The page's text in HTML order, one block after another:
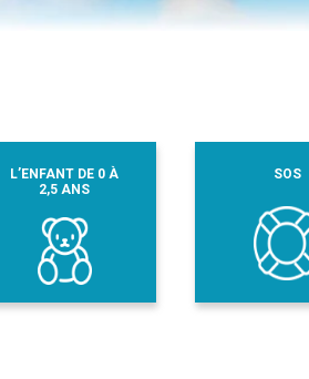
L’ENFANT DE 0 À
2,5 ANS
SOS